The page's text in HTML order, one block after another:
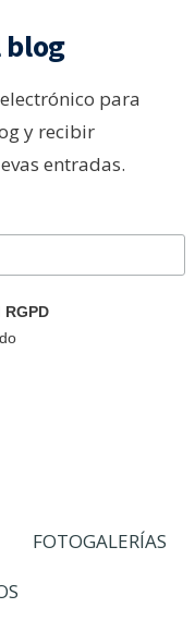
blog
para
y recibir
entradas.
FOTOGALERÍAS